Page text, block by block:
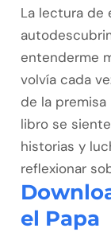
La lectura de
entenderme
volvía cada
de la premisa
libro se
historias y
reflexionar
el Papa